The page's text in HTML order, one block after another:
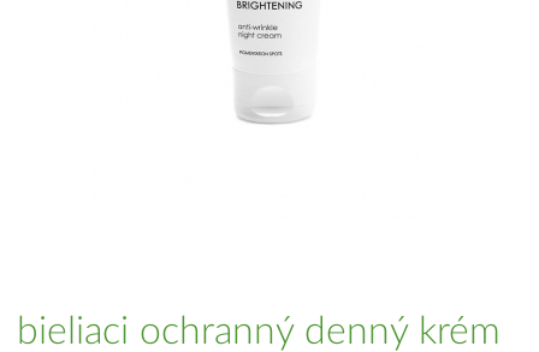
bieliaci ochranný denný krém